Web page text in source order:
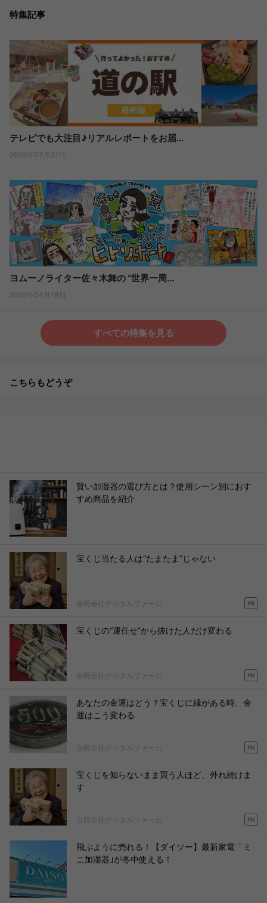
特集記事
テレビでも大注目♪リアルレポートをお届...
2025年07月31日
ヨムーノライター佐々木舞の “世界一周...
2025年04月18日
すべての特集を見る
こちらもどうぞ
賢い加湿器の選び方とは？使用シーン別におす
すめ商品を紹介
宝くじ当たる人は“たまたま”じゃない
合同会社デジタルファーム PR
宝くじの“運任せ”から抜けた人だけ変わる
合同会社デジタルファーム PR
あなたの金運はどう？宝くじに縁がある時、金
運はこう変わる
合同会社デジタルファーム PR
宝くじを知らないまま買う人ほど、外れ続けま
す
合同会社デジタルファーム PR
飛ぶように売れる！【ダイソー】最新家電「ミ
ニ加湿器｣が冬中使える！